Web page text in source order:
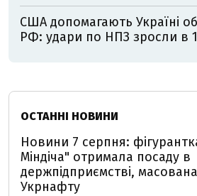
США допомагають Україні
РФ: удари по НПЗ зросли в
ОСТАННІ НОВИНИ
Новини 7 серпня:
Міндіча" отримала посаду в
держпідприємстві,
Укрнафту